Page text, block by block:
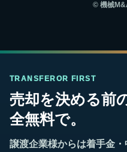
©機械
TRANSFEROR FIRST
売却を決める前
全無料で。
譲渡企業様からは着手金